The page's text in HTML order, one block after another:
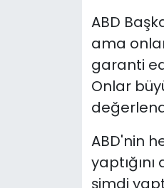
ABD
ama
garanti
Onlar
ABD'nin
şimdi